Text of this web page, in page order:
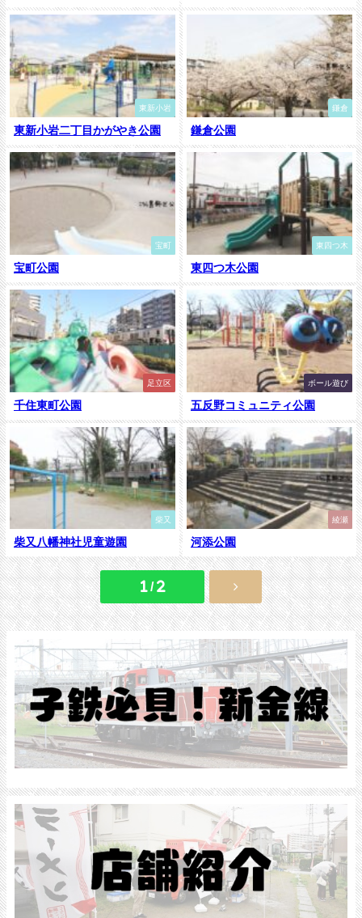
東新小岩
東新小岩二丁目かがやき公園
鎌倉
鎌倉公園
宝町
宝町公園
東四つ木
東四つ木公園
足立区
千住東町公園
ボール遊び
五反野コミュニティ公園
柴又
柴又八幡神社児童遊園
綾瀬
河添公園
1 / 2